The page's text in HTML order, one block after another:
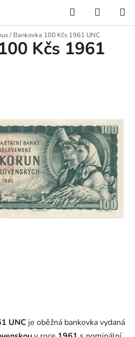
Hledat
/ Bankovka 100 Kčs 1961 UNC
UNC je oběžná bankovka vydaná
Kčs 1961